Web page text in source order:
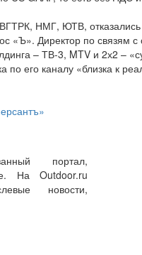
НМГ, ЮТВ,
«Ъ». Директор по
– ТВ-3, MTV и 2х2 –
по его каналу «близка к
портал,
На Outdoor.ru
новости,